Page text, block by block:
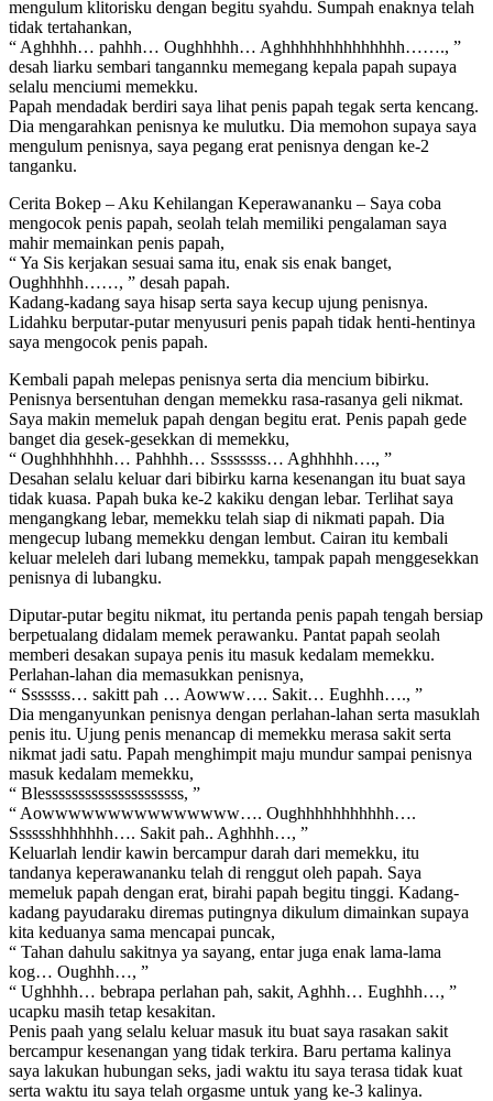
mengulum klitorisku dengan begitu syahdu. Sumpah enaknya telah
tidak tertahankan,
“ Aghhhh… pahhh… Oughhhhh… Aghhhhhhhhhhhhhh……., ”
desah liarku sembari tangannku memegang kepala papah supaya
selalu menciumi memekku.
Papah mendadak berdiri saya lihat penis papah tegak serta kencang.
Dia mengarahkan penisnya ke mulutku. Dia memohon supaya saya
mengulum penisnya, saya pegang erat penisnya dengan ke-2
tanganku.
Cerita Bokep – Aku Kehilangan Keperawananku – Saya coba
mengocok penis papah, seolah telah memiliki pengalaman saya
mahir memainkan penis papah,
“ Ya Sis kerjakan sesuai sama itu, enak sis enak banget,
Oughhhhh……, ” desah papah.
Kadang-kadang saya hisap serta saya kecup ujung penisnya.
Lidahku berputar-putar menyusuri penis papah tidak henti-hentinya
saya mengocok penis papah.
Kembali papah melepas penisnya serta dia mencium bibirku.
Penisnya bersentuhan dengan memekku rasa-rasanya geli nikmat.
Saya makin memeluk papah dengan begitu erat. Penis papah gede
banget dia gesek-gesekkan di memekku,
“ Oughhhhhhh… Pahhhh… Ssssssss… Aghhhhh…., ”
Desahan selalu keluar dari bibirku karna kesenangan itu buat saya
tidak kuasa. Papah buka ke-2 kakiku dengan lebar. Terlihat saya
mengangkang lebar, memekku telah siap di nikmati papah. Dia
mengecup lubang memekku dengan lembut. Cairan itu kembali
keluar meleleh dari lubang memekku, tampak papah menggesekkan
penisnya di lubangku.
Diputar-putar begitu nikmat, itu pertanda penis papah tengah bersiap
berpetualang didalam memek perawanku. Pantat papah seolah
memberi desakan supaya penis itu masuk kedalam memekku.
Perlahan-lahan dia memasukkan penisnya,
“ Sssssss… sakitt pah … Aowww…. Sakit… Eughhh…., ”
Dia menganyunkan penisnya dengan perlahan-lahan serta masuklah
penis itu. Ujung penis menancap di memekku merasa sakit serta
nikmat jadi satu. Papah menghimpit maju mundur sampai penisnya
masuk kedalam memekku,
“ Blesssssssssssssssssssss, ”
“ Aowwwwwwwwwwwwwww…. Oughhhhhhhhhhh….
Sssssshhhhhhh…. Sakit pah.. Aghhhh…, ”
Keluarlah lendir kawin bercampur darah dari memekku, itu
tandanya keperawananku telah di renggut oleh papah. Saya
memeluk papah dengan erat, birahi papah begitu tinggi. Kadang-
kadang payudaraku diremas putingnya dikulum dimainkan supaya
kita keduanya sama mencapai puncak,
“ Tahan dahulu sakitnya ya sayang, entar juga enak lama-lama
kog… Oughhh…, ”
“ Ughhhh… bebrapa perlahan pah, sakit, Aghhh… Eughhh…, ”
ucapku masih tetap kesakitan.
Penis paah yang selalu keluar masuk itu buat saya rasakan sakit
bercampur kesenangan yang tidak terkira. Baru pertama kalinya
saya lakukan hubungan seks, jadi waktu itu saya terasa tidak kuat
serta waktu itu saya telah orgasme untuk yang ke-3 kalinya.